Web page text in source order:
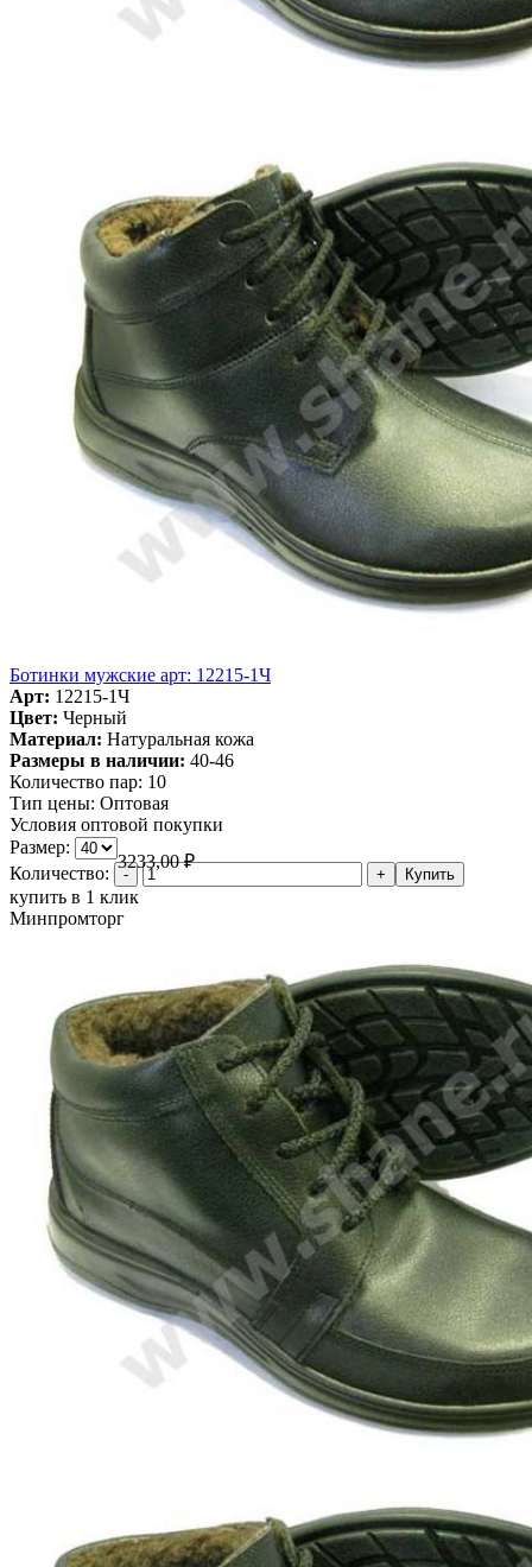
Ботинки мужские арт: 12215-1Ч
Арт: 12215-1Ч
Цвет: Черный
Материал: Натуральная кожа
Размеры в наличии: 40-46
Количество пар: 10
Тип цены: Оптовая
Условия оптовой покупки
Размер:
3233,00₽
Количество:
купить в 1 клик
Минпромторг